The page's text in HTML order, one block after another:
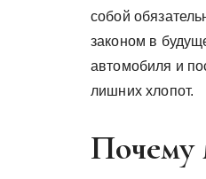
собой
законом в
автомобиля и
лишних хлопот.
Почему